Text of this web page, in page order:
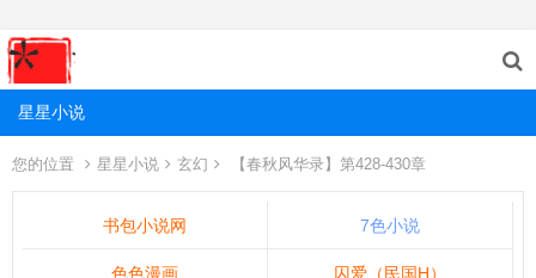
星星小说
您的位置 星星小说 玄幻 【春秋风华录】第428-430章
书包小说网 7色小说
色色漫画 囚爱（民国H）